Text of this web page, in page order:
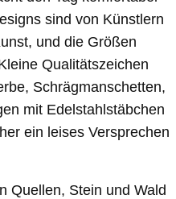
sind von Künstlern
und die Größen
Qualitätszeichen
Schrägmanschetten,
mit Edelstahlstäbchen
ein leises Versprechen
Quellen, Stein und Wald